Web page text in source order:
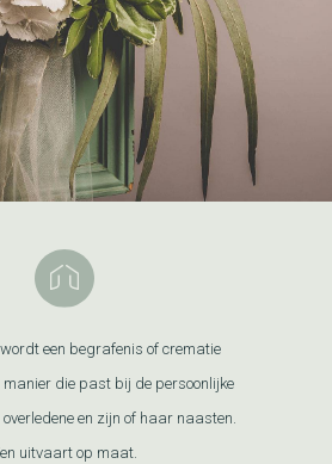
een begrafenis of crematie
manier die past bij de persoonlijke
en zijn of haar naasten.
uitvaart op maat.